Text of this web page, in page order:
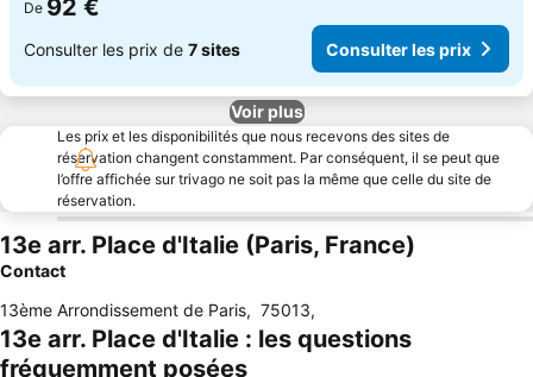
De 92 €
Consulter les prix de 7 sites Consulter les prix
Voir plus
Les prix et les disponibilités que nous recevons des sites de
réservation changent constamment. Par conséquent, il se peut que
l’offre affichée sur trivago ne soit pas la même que celle du site de
réservation.
13e arr. Place d'Italie (Paris, France)
Contact
13ème Arrondissement de Paris, 75013,
13e arr. Place d'Italie : les questions
fréquemment posées